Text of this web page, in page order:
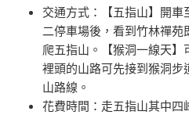
交通方式：【五指山】開
二停車場後，看到竹林禪
爬五指山。【猴洞一線天】
裡頭的山路可先接到猴洞
山路線。
花費時間：走五指山其中